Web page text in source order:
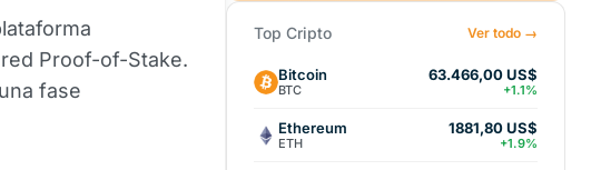
Proof-of-Stake.
fase
Top Cripto Ver todo →
Bitcoin
BTC
63.466,00 US$
+1.1%
Ethereum
ETH
1881,80 US$
+1.9%